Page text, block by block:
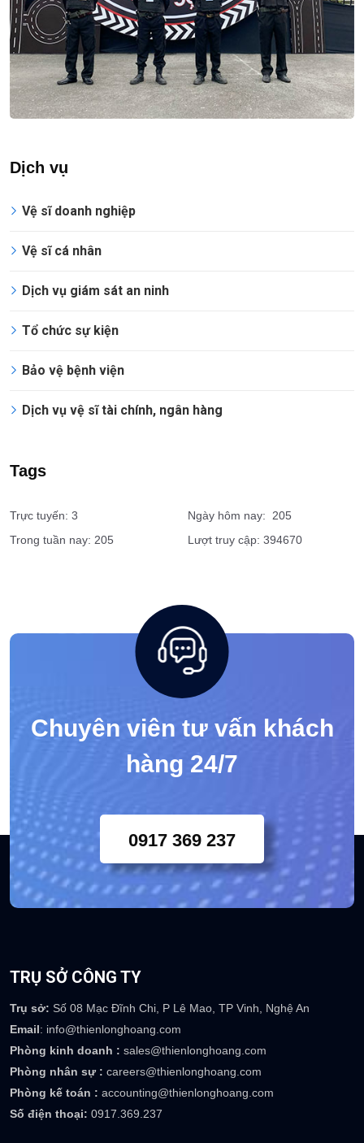
Dịch vụ
Vệ sĩ doanh nghiệp
Vệ sĩ cá nhân
Dịch vụ giám sát an ninh
Tổ chức sự kiện
Bảo vệ bệnh viện
Dịch vụ vệ sĩ tài chính, ngân hàng
Tags
Trực tuyến: 3
Ngày hôm nay: 205
Trong tuần nay: 205
Lượt truy cập: 394670
Chuyên viên tư vấn khách
hàng 24/7
0917 369 237
TRỤ SỞ CÔNG TY
Trụ sở: Số 08 Mạc Đĩnh Chi, P Lê Mao, TP Vinh, Nghệ An
Email: info@thienlonghoang.com
Phòng kinh doanh : sales@thienlonghoang.com
Phòng nhân sự : careers@thienlonghoang.com
Phòng kế toán : accounting@thienlonghoang.com
Số điện thoại: 0917.369.237